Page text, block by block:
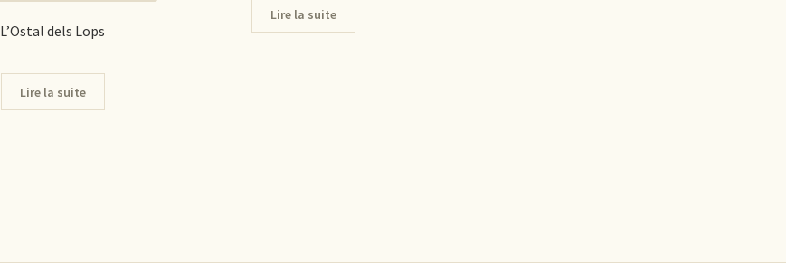
L’Ostal dels Lops
Lire la suite
Lire la suite